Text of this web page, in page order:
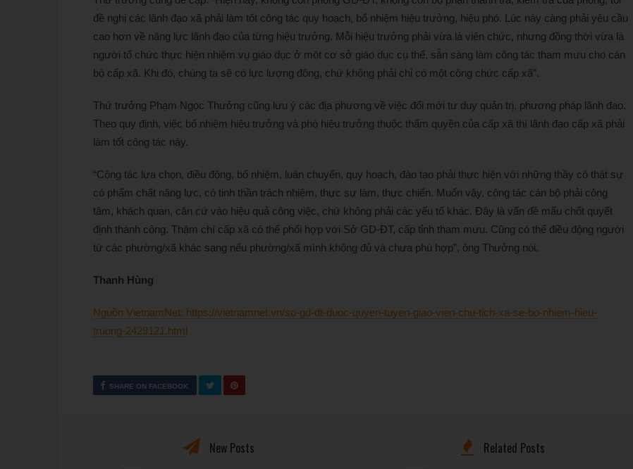
đề nghị các lãnh đạo xã phải làm tốt công tác quy hoạch, bổ nhiệm hiệu trưởng, hiệu phó. Lúc này càng phải yêu cầu
cao hơn về năng lực lãnh đạo của từng hiệu trưởng. Mỗi hiệu trưởng phải vừa là viên chức, nhưng đồng thời vừa là
người tổ chức thực hiện nhiệm vụ giáo dục ở một cơ sở giáo dục cụ thể, sẵn sàng làm công tác tham mưu cho cán
bộ cấp xã. Khi đó, chúng ta sẽ có lực lượng đông, chứ không phải chỉ có một công chức cấp xã”.
Thứ trưởng Phạm Ngọc Thưởng cũng lưu ý các địa phương về việc đổi mới tư duy quản trị, phương pháp lãnh đạo.
Theo quy định, việc bổ nhiệm hiệu trưởng và phó hiệu trưởng thuộc thẩm quyền của cấp xã thì lãnh đạo cấp xã phải
làm tốt công tác này.
“Công tác lựa chọn, điều động, bổ nhiệm, luân chuyển, quy hoạch, đào tạo phải thực hiện với những thầy cô thật sự
có phẩm chất năng lực, có tinh thần trách nhiệm, thực sự làm, thực chiến. Muốn vậy, công tác cán bộ phải công
tâm, khách quan, căn cứ vào hiệu quả công việc, chứ không phải các yếu tố khác. Đây là vấn đề mấu chốt quyết
định thành công. Thậm chí cấp xã có thể phối hợp với Sở GD-ĐT, cấp tỉnh tham mưu. Cũng có thể điều động người
từ các phường/xã khác sang nếu phường/xã mình không đủ và chưa phù hợp”, ông Thưởng nói.
Thanh Hùng
Nguồn VietnamNet: https://vietnamnet.vn/so-gd-dt-duoc-quyen-tuyen-giao-vien-chu-tich-xa-se-bo-nhiem-hieu-
truong-2429121.html
SHARE ON FACEBOOK
New Posts Related Posts